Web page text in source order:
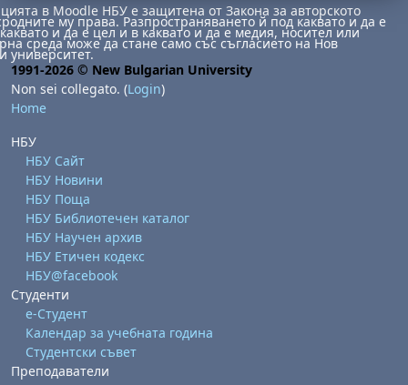
в Moodle НБУ е защитена от Закона за авторското
му права. Разпространяването й под каквато и да е
и да е цел и в каквато и да е медия, носител или
среда може да стане само със съгласието на Нов
университет.
1991-2026 © New Bulgarian University
Non sei collegato. (Login)
Home
НБУ
НБУ Сайт
НБУ Новини
НБУ Поща
НБУ Библиотечен каталог
НБУ Научен архив
НБУ Етичен кодекс
НБУ@facebook
Студенти
е-Студент
Календар за учебната година
Студентски съвет
Преподаватели